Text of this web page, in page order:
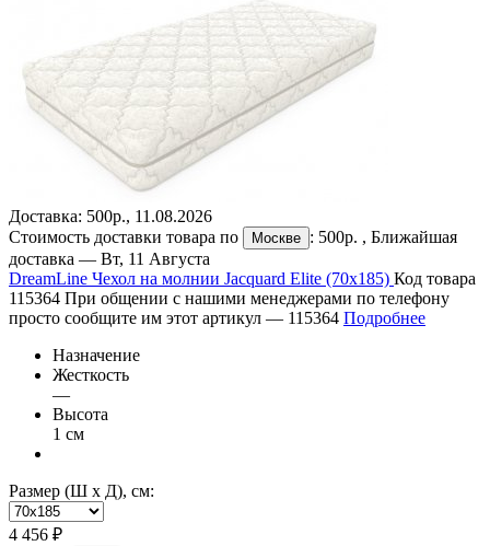
Доставка: 500р., 11.08.2026
Стоимость доставки товара по
Москве : 500р. , Ближайшая
доставка — Вт, 11 Августа
DreamLine Чехол на молнии Jacquard Elite (70х185) Код товара
115364 При общении с нашими менеджерами по телефону
просто сообщите им этот артикул — 115364 Подробнее
Назначение
Жесткость
—
Высота
1 см
Размер (Ш х Д), см:
4 456 ₽